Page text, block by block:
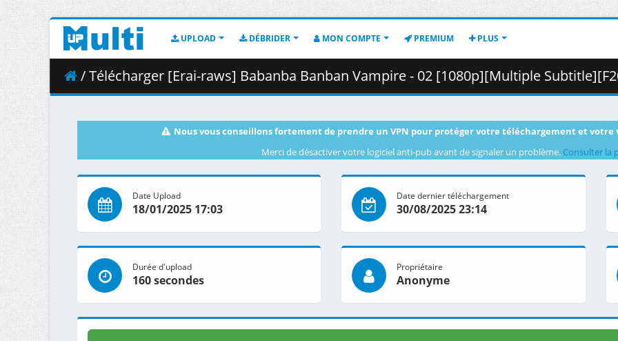
UPLOAD DÉBRIDER MON COMPTE PREMIUM PLUS
/ Télécharger [Erai-raws] Babanba Banban Vampire - 02 [1080p][Multiple Subtitle][F20934AF].mkv.002 (
Nous vous conseillons fortement de prendre un VPN pour protéger votre téléchargement et votre
Merci de désactiver votre logiciel anti-pub avant de signaler un problème. Consulter la
Date Upload
18/01/2025 17:03
Date dernier téléchargement
30/08/2025 23:14
Durée d'upload
160 secondes
Propriétaire
Anonyme